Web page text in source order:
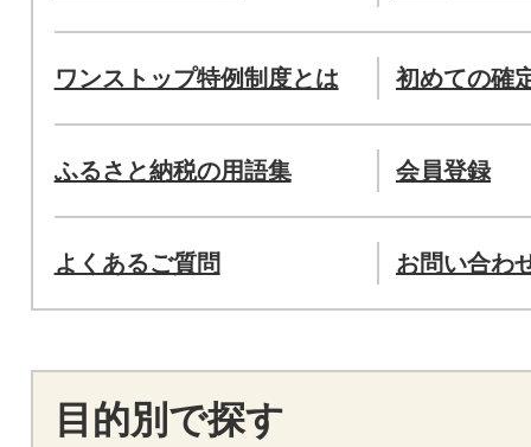
ワンストップ特例制度とは 初めての確
ふるさと納税の用語集 会員登録
よくあるご質問 お問い合わ
目的別で探す